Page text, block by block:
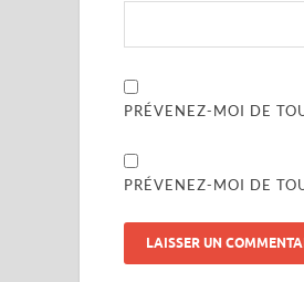
PRÉVENEZ-MOI DE
PRÉVENEZ-MOI DE